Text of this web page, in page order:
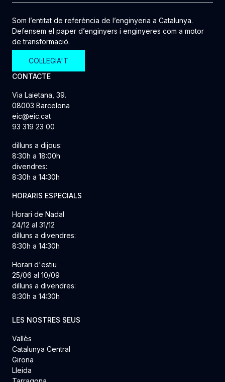
Som l’entitat de referència de l’enginyeria a Catalunya.
Defensem el paper d’enginyers i enginyeres com a motor
de transformació.
COL·LEGIA'T
CONTACTE
Via Laietana, 39.
08003 Barcelona
eic@eic.cat
93 319 23 00
dilluns a dijous:
8:30h a 18:00h
divendres:
8:30h a 14:30h
HORARIS ESPECIALS
Horari de Nadal
24/12 al 31/12
dilluns a divendres:
8:30h a 14:30h
Horari d'estiu
25/06 al 10/09
dilluns a divendres:
8:30h a 14:30h
LES NOSTRES SEUS
Vallès
Catalunya Central
Girona
Lleida